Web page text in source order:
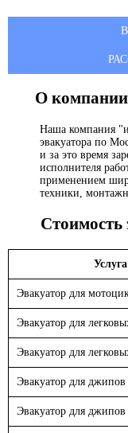
О компании
Наша компания
эвакуатора по
и за это время
исполнителя
применением
техники,
Стоимость
Услуга
Эвакуатор для
Эвакуатор для
Эвакуатор для
Эвакуатор для джипов
Эвакуатор для джипов